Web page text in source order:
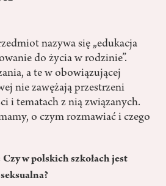
nazywa się „edukacja
do życia w rodzinie”.
a te w obowiązującej
nie zawężają przestrzeni
i tematach z nią związanych.
o czym rozmawiać i czego
w polskich szkołach jest